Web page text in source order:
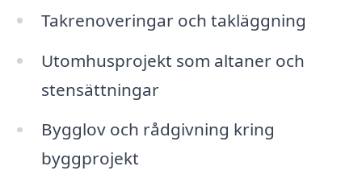
Takrenoveringar och takläggning
Utomhusprojekt som altaner och
stensättningar
Bygglov och rådgivning kring
byggprojekt